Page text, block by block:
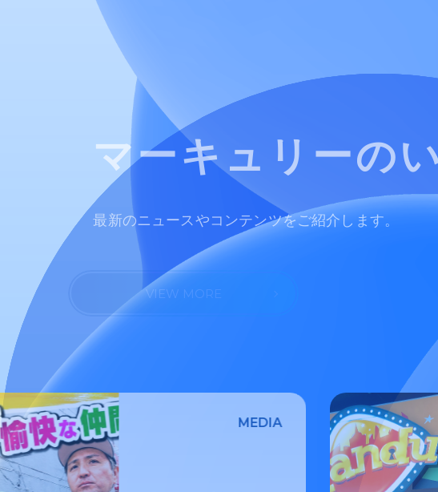
マーキュリーの
最新のニュースやコンテンツをご紹介します。
VIEW MORE